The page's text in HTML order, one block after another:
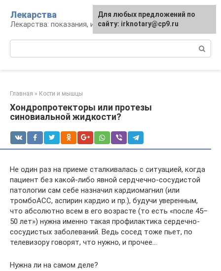
контенту
Лекарства
Лекарства: показания, инструкция, аналоги
Главная » Кости и мышцы
Хондропротекторы или протезы
синовиальной жидкости?
Не один раз на приеме сталкивалась с ситуацией, когда
пациент без какой-либо явной сердчечно-сосудистой
патологии сам себе назначил кардиомагнил (или
тромбоАСС, аспирин кардио и пр.), будучи уверенным,
что абсолютно всем в его возрасте (то есть «после 45–
50 лет») нужна именно такая профилактика сердечно-
сосудистых заболеваний. Ведь сосед тоже пьет, по
телевизору говорят, что нужно, и прочее…
Нужна ли на самом деле?
Для любых предложений по
сайту: irknotary@cp9.ru